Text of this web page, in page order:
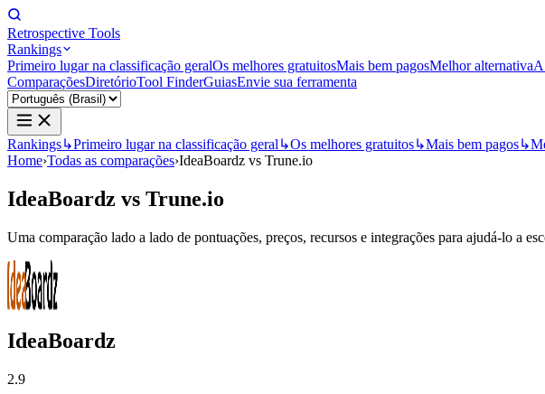
Retrospective Tools
Rankings
Primeiro lugar na classificação geralOs melhores gratuitosMais bem pagosMelhor alternativa
ComparaçõesDiretórioTool FinderGuiasEnvie sua ferramenta
Rankings↳Primeiro lugar na classificação geral ↳Os melhores gratuitos↳Mais bem pagos↳
Home›Todas as comparações›IdeaBoardz vs Trune.io
IdeaBoardz vs Trune.io
Uma comparação lado a lado de pontuações, preços, recursos e integrações para ajudá-lo a
IdeaBoardz
2.9